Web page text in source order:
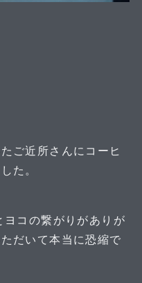
ご近所さんにコーヒ
た。
コの繋がりがありが
だいて本当に恐縮で